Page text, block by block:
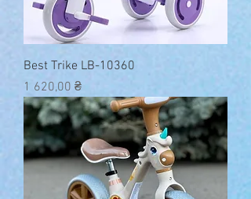
Best Trike LB-10360
Ціна
1 620,00 ₴